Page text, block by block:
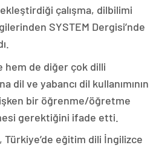
çalışma, dilbilimi
SYSTEM Dergisi’nde
hem de diğer çok dilli
dil ve yabancı dil kullanımının
bir öğrenme/öğretme
gerektiğini ifade etti.
Türkiye’de eğitim dili İngilizce